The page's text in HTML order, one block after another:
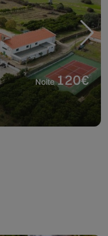
Noite120€